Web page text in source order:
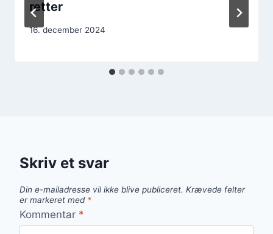
retter
16. december 2024
Skriv et svar
Din e-mailadresse vil ikke blive publiceret. Krævede felter
er markeret med *
Kommentar *